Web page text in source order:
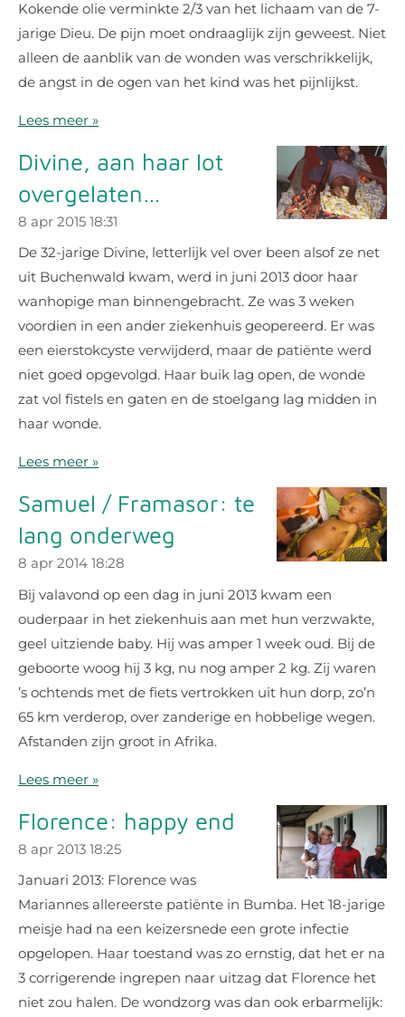
Kokende olie verminkte 2/3 van het lichaam van de 7-
jarige Dieu. De pijn moet ondraaglijk zijn geweest. Niet
alleen de aanblik van de wonden was verschrikkelijk,
de angst in de ogen van het kind was het pijnlijkst.
Lees meer »
Divine, aan haar lot
overgelaten…
8 apr 2015 18:31
De 32-jarige Divine, letterlijk vel over been alsof ze net
uit Buchenwald kwam, werd in juni 2013 door haar
wanhopige man binnengebracht. Ze was 3 weken
voordien in een ander ziekenhuis geopereerd. Er was
een eierstokcyste verwijderd, maar de patiënte werd
niet goed opgevolgd. Haar buik lag open, de wonde
zat vol fistels en gaten en de stoelgang lag midden in
haar wonde.
Lees meer »
Samuel / Framasor: te
lang onderweg
8 apr 2014 18:28
Bij valavond op een dag in juni 2013 kwam een
ouderpaar in het ziekenhuis aan met hun verzwakte,
geel uitziende baby. Hij was amper 1 week oud. Bij de
geboorte woog hij 3 kg, nu nog amper 2 kg. Zij waren
’s ochtends met de fiets vertrokken uit hun dorp, zo’n
65 km verderop, over zanderige en hobbelige wegen.
Afstanden zijn groot in Afrika.
Lees meer »
Florence: happy end
8 apr 2013 18:25
Januari 2013: Florence was
Mariannes allereerste patiënte in Bumba. Het 18-jarige
meisje had na een keizersnede een grote infectie
opgelopen. Haar toestand was zo ernstig, dat het er na
3 corrigerende ingrepen naar uitzag dat Florence het
niet zou halen. De wondzorg was dan ook erbarmelijk: